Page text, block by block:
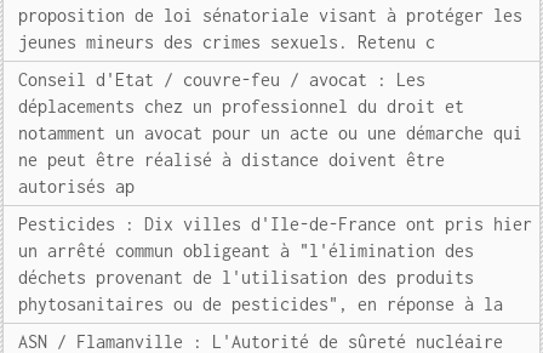
proposition de loi sénatoriale visant à protéger les
jeunes mineurs des crimes sexuels. Retenu c
Conseil d'Etat / couvre-feu / avocat : Les
déplacements chez un professionnel du droit et
notamment un avocat pour un acte ou une démarche qui
ne peut être réalisé à distance doivent être
autorisés ap
Pesticides : Dix villes d'Ile-de-France ont pris hier
un arrêté commun obligeant à "l'élimination des
déchets provenant de l'utilisation des produits
phytosanitaires ou de pesticides", en réponse à la
ASN / Flamanville : L'Autorité de sûreté nucléaire